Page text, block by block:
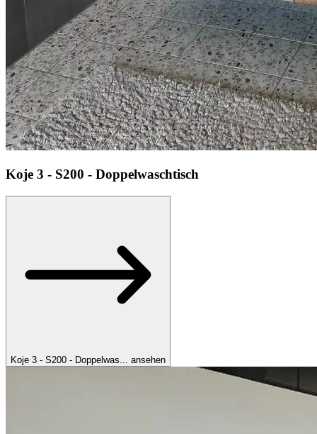
Koje 3 - S200 - Doppelwaschtisch
Koje 3 - S200 - Doppelwas... ansehen